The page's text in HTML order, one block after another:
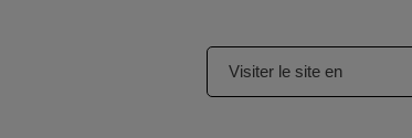
Visiter le site en